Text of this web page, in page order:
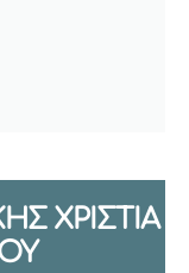
ΧΡΙΣΤΙΑ